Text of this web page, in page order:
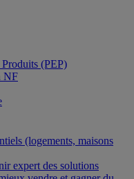
(PEP)
NF
(logements, maisons
expert des solutions